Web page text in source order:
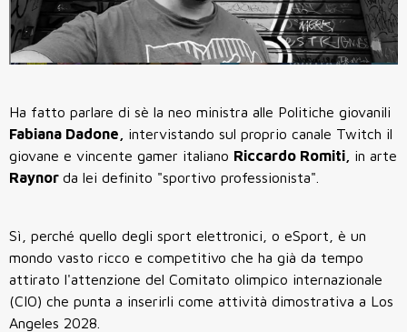
Ha fatto parlare di sè la neo ministra alle Politiche giovanili
Fabiana Dadone, intervistando sul proprio canale Twitch il
giovane e vincente gamer italiano Riccardo Romiti, in arte
Raynor da lei definito "sportivo professionista".
Sì, perché quello degli sport elettronici, o eSport, è un
mondo vasto ricco e competitivo che ha già da tempo
attirato l'attenzione del Comitato olimpico internazionale
(CIO) che punta a inserirli come attività dimostrativa a Los
Angeles 2028.